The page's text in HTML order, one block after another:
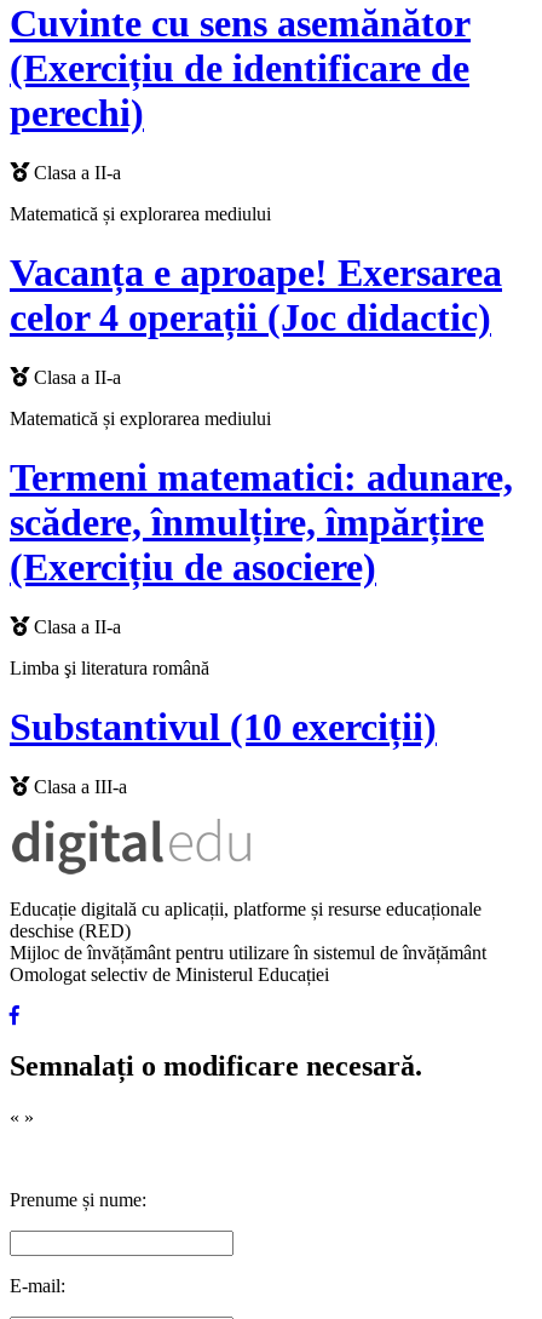
Cuvinte cu sens asemănător
(Exercițiu de identificare de
perechi)
Clasa a II-a
Matematică și explorarea mediului
Vacanța e aproape! Exersarea
celor 4 operații (Joc didactic)
Clasa a II-a
Matematică și explorarea mediului
Termeni matematici: adunare,
scădere, înmulțire, împărțire
(Exercițiu de asociere)
Clasa a II-a
Limba şi literatura română
Substantivul (10 exerciții)
Clasa a III-a
Educație digitală cu aplicații, platforme și resurse educaționale
deschise (RED)
Mijloc de învățământ pentru utilizare în sistemul de învățământ
Omologat selectiv de Ministerul Educației
Semnalați o modificare necesară.
« »
Prenume și nume:
E-mail: